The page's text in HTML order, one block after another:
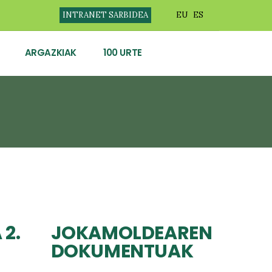
INTRANET SARBIDEA EU ES
ARGAZKIAK 100 URTE
2. JOKAMOLDEAREN
DOKUMENTUAK